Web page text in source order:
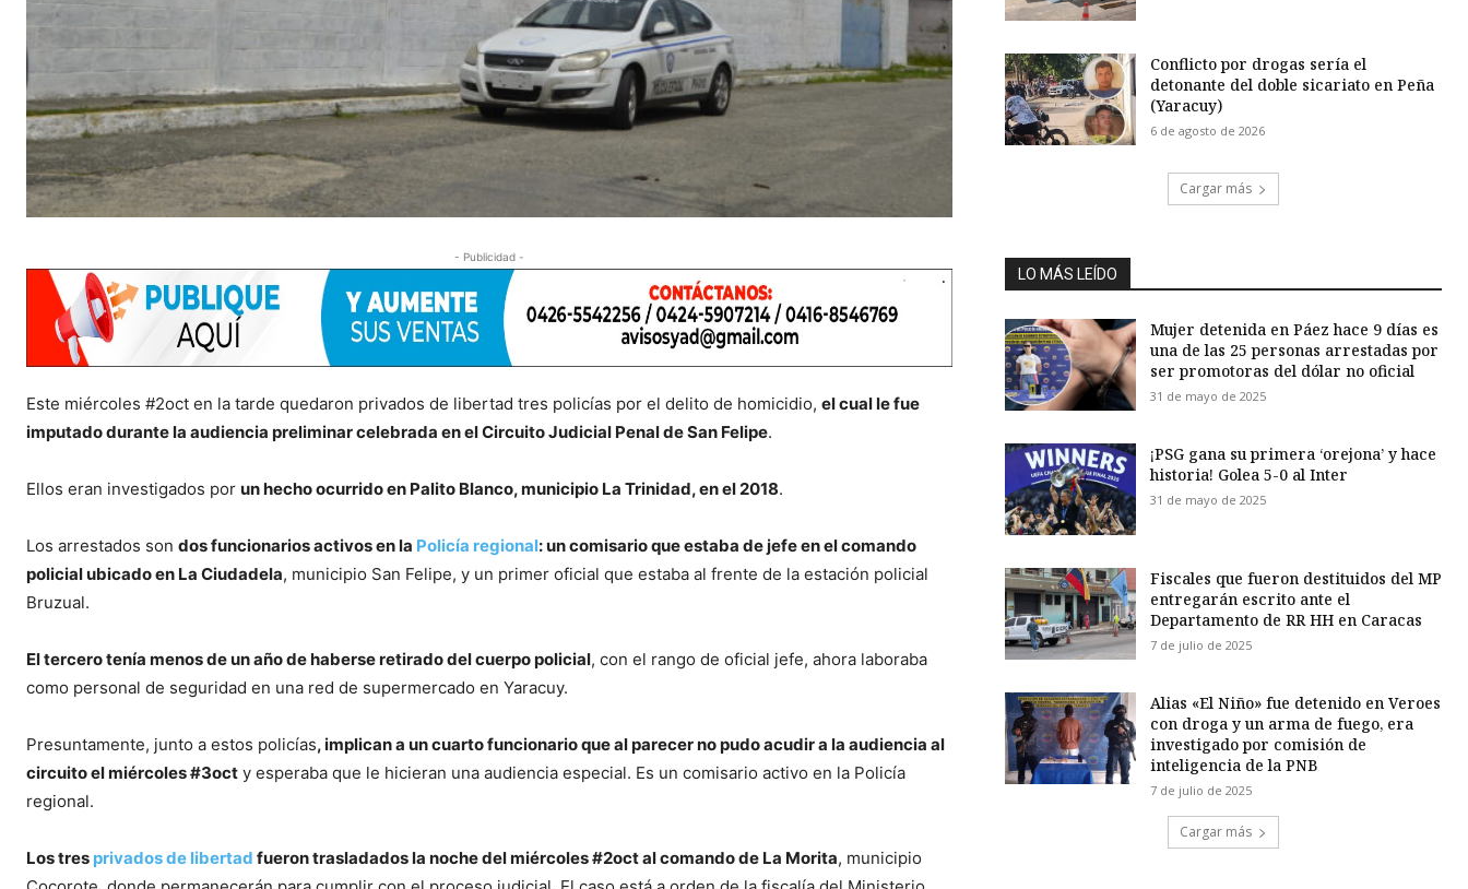
- Publicidad -
Este miércoles #2oct en la tarde quedaron privados de libertad tres policías por el delito de homicidio, el cual le fue
imputado durante la audiencia preliminar celebrada en el Circuito Judicial Penal de San Felipe.
Ellos eran investigados por un hecho ocurrido en Palito Blanco, municipio La Trinidad, en el 2018.
Los arrestados son dos funcionarios activos en la Policía regional: un comisario que estaba de jefe en el comando
policial ubicado en La Ciudadela, municipio San Felipe, y un primer oficial que estaba al frente de la estación policial
Bruzual.
El tercero tenía menos de un año de haberse retirado del cuerpo policial, con el rango de oficial jefe, ahora laboraba
como personal de seguridad en una red de supermercado en Yaracuy.
Presuntamente, junto a estos policías, implican a un cuarto funcionario que al parecer no pudo acudir a la audiencia al
circuito el miércoles #3oct y esperaba que le hicieran una audiencia especial. Es un comisario activo en la Policía
regional.
Los tres privados de libertad fueron trasladados la noche del miércoles #2oct al comando de La Morita, municipio
Conflicto por drogas sería el
detonante del doble sicariato en Peña
(Yaracuy)
6 de agosto de 2026
Cargar más
LO MÁS LEÍDO
Mujer detenida en Páez hace 9 días es
una de las 25 personas arrestadas por
ser promotoras del dólar no oficial
31 de mayo de 2025
¡PSG gana su primera ‘orejona’ y hace
historia! Golea 5-0 al Inter
31 de mayo de 2025
Fiscales que fueron destituidos del MP
entregarán escrito ante el
Departamento de RR HH en Caracas
7 de julio de 2025
Alias «El Niño» fue detenido en Veroes
con droga y un arma de fuego, era
investigado por comisión de
inteligencia de la PNB
7 de julio de 2025
Cargar más